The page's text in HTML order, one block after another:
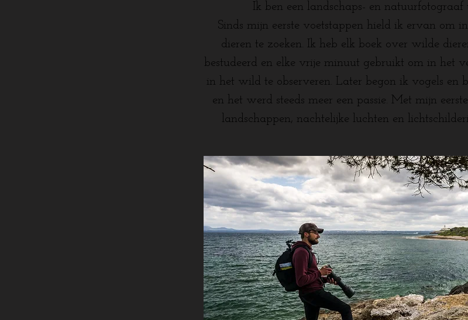
Ik ben een landschaps- en natuurfotograaf
Sinds mijn eerste voetstappen hield ik ervan om
dieren te zoeken. Ik heb elk boek over wilde
bestudeerd en elke vrije minuut gebruikt om in het
in het wild te observeren. Later begon ik vogels en
en het werd steeds meer een passie. Met mijn
landschappen, nachtelijke luchten en